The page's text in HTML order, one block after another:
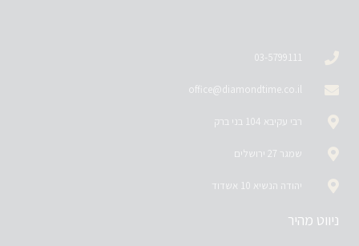
03-5799111
office@diamondtime.co.il
רבי עקיבא 104 בני ברק
שמגר 27 ירושלים
יהודה הנשיא 10 אשדוד
ניווט מהיר